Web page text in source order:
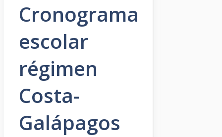
Cronograma
escolar
régimen
Costa-
Galápagos